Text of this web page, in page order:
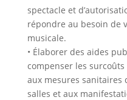
spectacle et
répondre au besoin de
musicale.
• Élaborer des aides
compenser les
aux mesures sanitaires
salles et aux